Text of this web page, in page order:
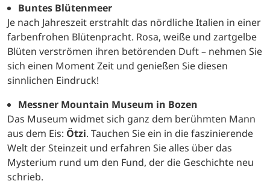
Buntes Blütenmeer
Je nach Jahreszeit erstrahlt das nördliche Italien in einer
farbenfrohen Blütenpracht. Rosa, weiße und zartgelbe
Blüten verströmen ihren betörenden Duft – nehmen Sie
sich einen Moment Zeit und genießen Sie diesen
sinnlichen Eindruck!
Messner Mountain Museum in Bozen
Das Museum widmet sich ganz dem berühmten Mann
aus dem Eis: Ötzi. Tauchen Sie ein in die faszinierende
Welt der Steinzeit und erfahren Sie alles über das
Mysterium rund um den Fund, der die Geschichte neu
schrieb.